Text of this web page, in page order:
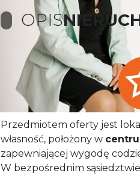
OPIS
Oferta lokalu
ZAKUP TYLKO ZA
Przedmiotem oferty jest
własność, położony w
zapewniającej wygodę
W bezpośrednim